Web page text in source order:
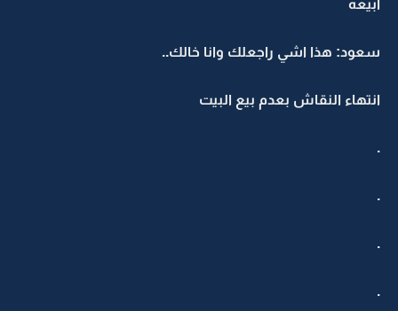
ابيعه
سعود: هذا اشي راجعلك وانا خالك..
انتهاء النقاش بعدم بيع البيت
.
.
.
.